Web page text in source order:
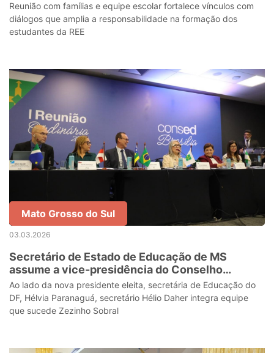
Reunião com famílias e equipe escolar fortalece vínculos com
diálogos que amplia a responsabilidade na formação dos
estudantes da REE
Mato Grosso do Sul
03.03.2026
Secretário de Estado de Educação de MS
assume a vice-presidência do Conselho
Nacional de Secretários de Educação
Ao lado da nova presidente eleita, secretária de Educação do
DF, Hélvia Paranaguá, secretário Hélio Daher integra equipe
que sucede Zezinho Sobral